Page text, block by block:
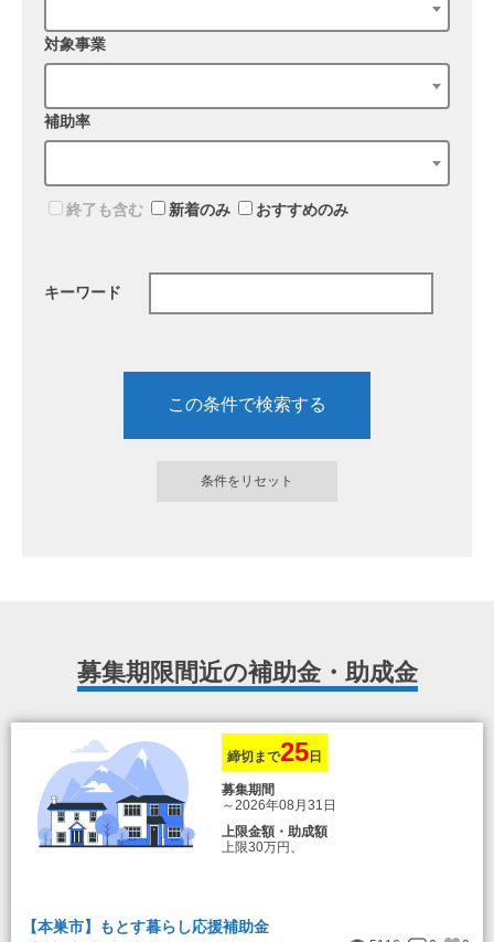
対象事業
補助率
終了も含む 新着のみ おすすめのみ
キーワード
募集期限間近の補助金・助成金
締切まで25日
募集期間
～2026年08月31日
上限金額・助成額
上限30万円、
【本巣市】もとす暮らし応援補助金